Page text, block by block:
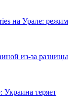
на Урале: режим
из-за разницы
теряет